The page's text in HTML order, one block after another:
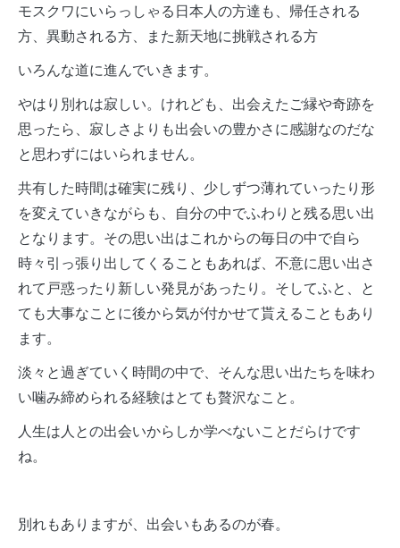
モスクワにいらっしゃる日本人の方達も、帰任される
方、異動される方、また新天地に挑戦される方
いろんな道に進んでいきます。
やはり別れは寂しい。けれども、出会えたご縁や奇跡を
思ったら、寂しさよりも出会いの豊かさに感謝なのだな
と思わずにはいられません。
共有した時間は確実に残り、少しずつ薄れていったり形
を変えていきながらも、自分の中でふわりと残る思い出
となります。その思い出はこれからの毎日の中で自ら
時々引っ張り出してくることもあれば、不意に思い出さ
れて戸惑ったり新しい発見があったり。そしてふと、と
ても大事なことに後から気が付かせて貰えることもあり
ます。
淡々と過ぎていく時間の中で、そんな思い出たちを味わ
い噛み締められる経験はとても贅沢なこと。
人生は人との出会いからしか学べないことだらけです
ね。
別れもありますが、出会いもあるのが春。